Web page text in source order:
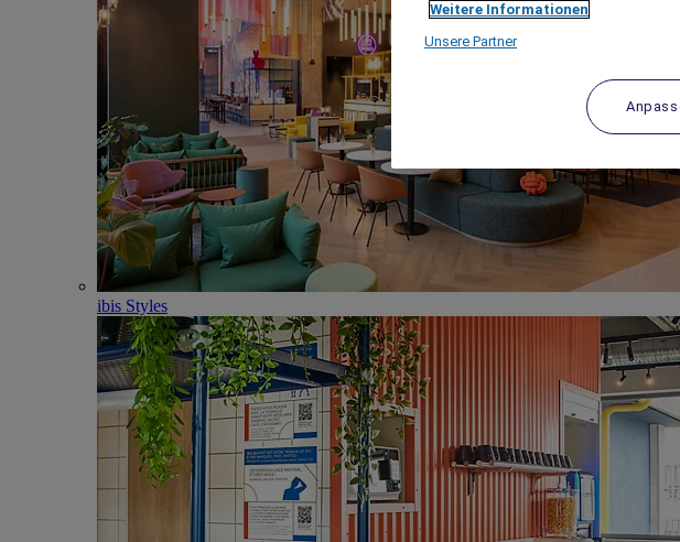
ibis Styles
Weitere Informationen
Unsere Partner